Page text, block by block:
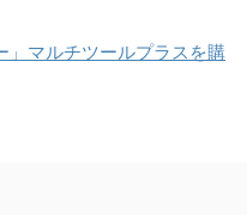
」マルチツールプラスを購